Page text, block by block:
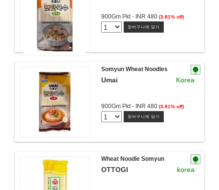
900Gm Pkt - INR 480(3.81% off)
장바구니에 담기
Somyun Wheat Noodles
Umai Korea
900Gm Pkt - INR 480(3.81% off)
장바구니에 담기
Wheat Noodle Somyun
OTTOGI korea